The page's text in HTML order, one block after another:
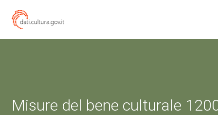
Misure del bene culturale